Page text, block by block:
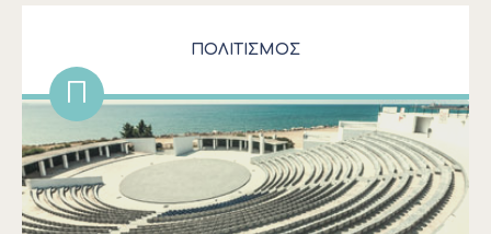
ΠΟΛΙΤΙΣΜΟΣ
Π